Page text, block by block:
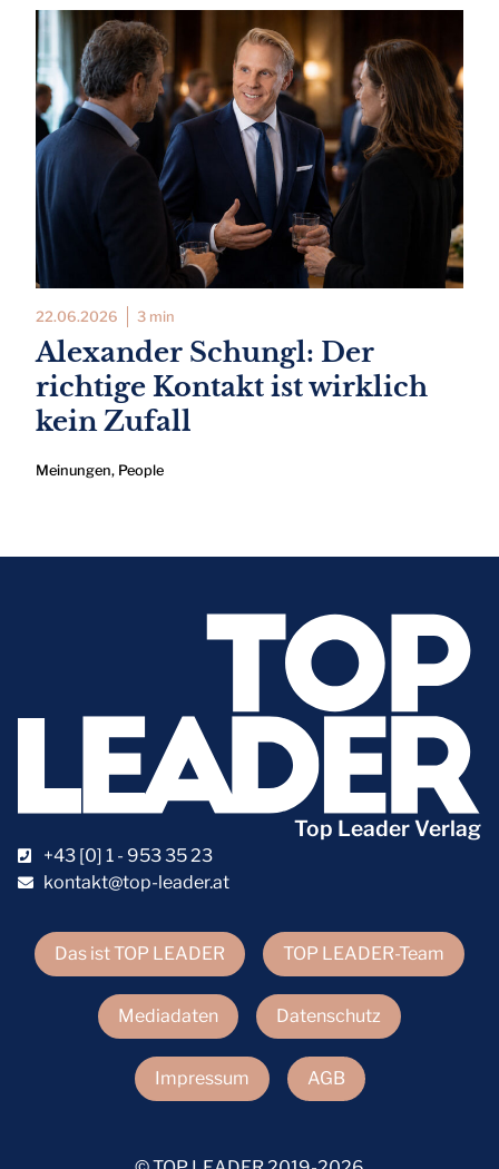
22.06.2026 3 min
Alexander Schungl: Der
richtige Kontakt ist wirklich
kein Zufall
Meinungen, People
Das ist TOP LEADER TOP LEADER-Team
Mediadaten Datenschutz
Impressum AGB
Top Leader Verlag
+43 [0] 1 - 953 35 23
kontakt@top-leader.at